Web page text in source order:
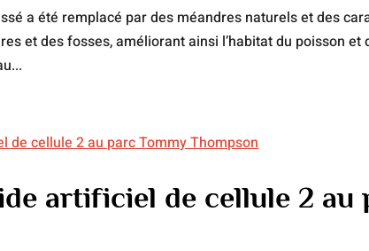
a été remplacé par des méandres naturels et des
et des fosses, améliorant ainsi l’habitat du poisson
artificiel de cellule 2 au